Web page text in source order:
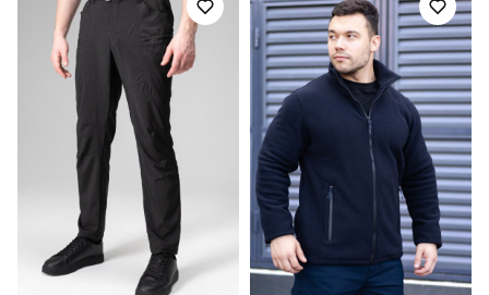
Призначення для повсякденного носіння
Стиль повсякденний
осінь
Склад тканини 100% поліестер
Країна - виробник україна